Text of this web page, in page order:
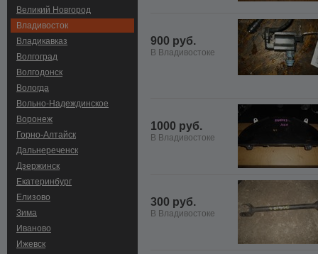
Великий Новгород
Владивосток
Владикавказ
Волгоград
Волгодонск
Вологда
Вольно-Hадеждинское
Воронеж
Горно-Алтайск
Дальнереченск
Дзержинск
Екатеринбург
Елизово
Зима
Иваново
Ижевск
900 руб.
В Владивостоке
1000 руб.
В Владивостоке
300 руб.
В Владивостоке